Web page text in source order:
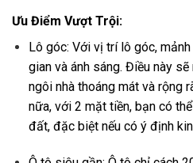
Ưu Điểm Vượt Trội:
Lô góc: Với vị trí lô góc,
gian và ánh sáng. Điều này
ngôi nhà thoáng mát và rộng
nữa, với 2 mặt tiền, bạn có
đất, đặc biệt nếu có ý định